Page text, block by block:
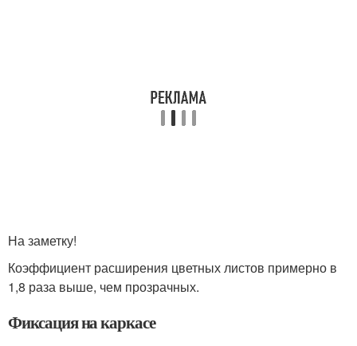
На заметку!
Коэффициент расширения цветных листов примерно в
1,8 раза выше, чем прозрачных.
Фиксация на каркасе